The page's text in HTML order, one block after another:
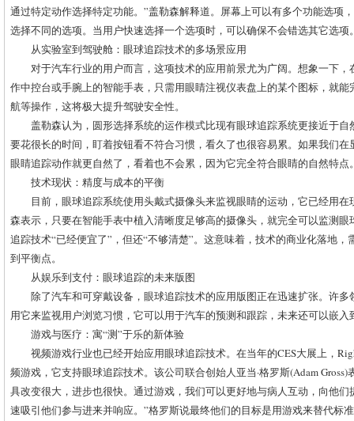
通过特定动作选择特定功能。”盖勒森解释道。屏幕上可以有多个功能选项
选择不同的选项。当用户快速选择一个选项时，可以确保不会错选其它选项
从实验室到驾驶舱：眼球追踪技术的多场景应用
对于汽车行业的用户而言，这项技术的应用前景尤为广阔。想象一下
作中控台或手腕上的智能手表，只需用眼睛注视仪表盘上的某个图标，就
航等操作，这将极大提升驾驶安全性。
盖勒森认为，圆形选择系统的运作模式比现有眼球追踪系统更接近于
要花很长的时间，盯着按钮看不符合习惯，看久了也很容易累。如果我们
眼睛追踪动作就更自然了，看着也不会累，因为它完全符合眼睛的自然特点
技术现状：精度与成本的平衡
目前，眼球追踪系统使用头戴式摄像头来监视眼睛的运动，它已经用在
森表示，只要在智能手表中植入清晰度足够高的摄像头，就完全可以监测
追踪技术“已经便宜了”，但还“不够清楚”。这意味着，技术的商业化落地
到平衡点。
从娱乐到支付：眼球追踪的未来版图
除了汽车和可穿戴设备，眼球追踪技术的应用版图正在迅速扩张。许
用它来监视用户浏览习惯，它可以用于汽车的预测和跟踪，未来还可以嵌
游戏与医疗：寓“测”于乐的新体验
视频游戏行业也已经开始应用眼球追踪技术。在当年的CES大展上，
频游戏，它支持眼球追踪技术。该公司联合创始人亚当·格罗斯(Adam
具改变很大，进步也很快。通过游戏，我们可以更好地与病人互动，向他
速吸引他们参与进来并响应。”格罗斯说最终他们的目标是用游戏来替代标